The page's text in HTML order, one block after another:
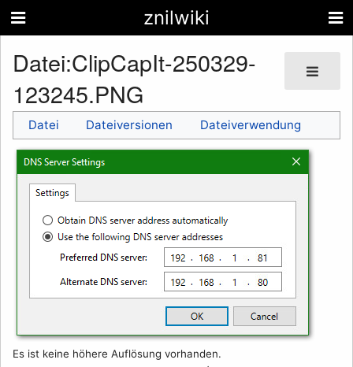
znilwiki
Datei:ClipCapIt-250329-
123245.PNG
Datei Dateiversionen Dateiverwendung
Es ist keine höhere Auflösung vorhanden.